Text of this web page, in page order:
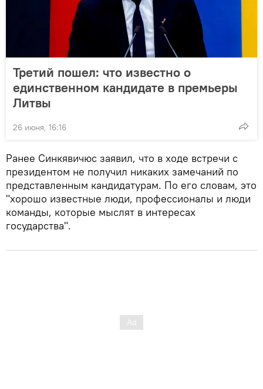
Третий пошел: что известно о
единственном кандидате в премьеры
Литвы
26 июня, 16:16
Ранее Синкявичюс заявил, что в ходе встречи с
президентом не получил никаких замечаний по
представленным кандидатурам. По его словам, это
"хорошо известные люди, профессионалы и люди
команды, которые мыслят в интересах
государства".